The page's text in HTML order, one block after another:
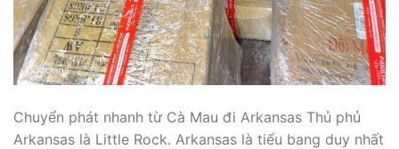
Chuyển phát nhanh từ Cà Mau đi Arkansas Thủ phủ
Arkansas là Little Rock. Arkansas là tiểu bang duy nhất